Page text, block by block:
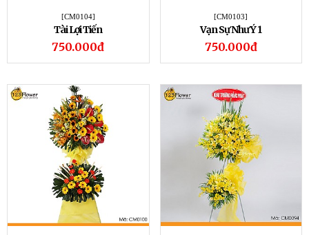
[CM0104]
Tài Lợi Tiến
750.000đ
[CM0103]
Vạn Sự Như Ý 1
750.000đ